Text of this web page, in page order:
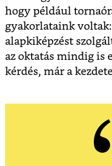
hogy például
gyakorlataink
alapkiképzést
az oktatás mindig is
kérdés, már a